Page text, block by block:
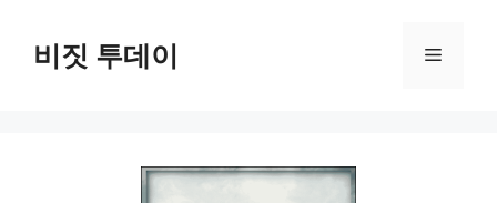
비짓 투데이 메